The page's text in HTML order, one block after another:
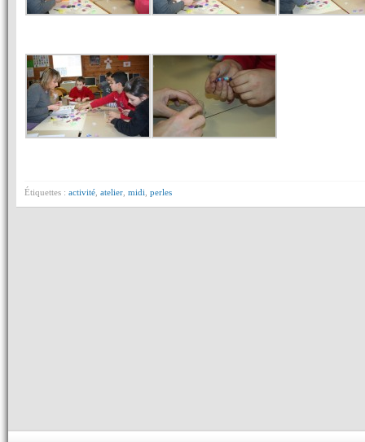
Étiquettes : activité atelier midi perles